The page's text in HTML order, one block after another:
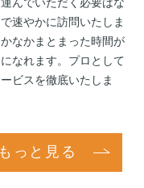
速やかに訪問いたしま
なかまとまった時間が
なれます。プロとして
ビスを徹底いたしま
っと見る